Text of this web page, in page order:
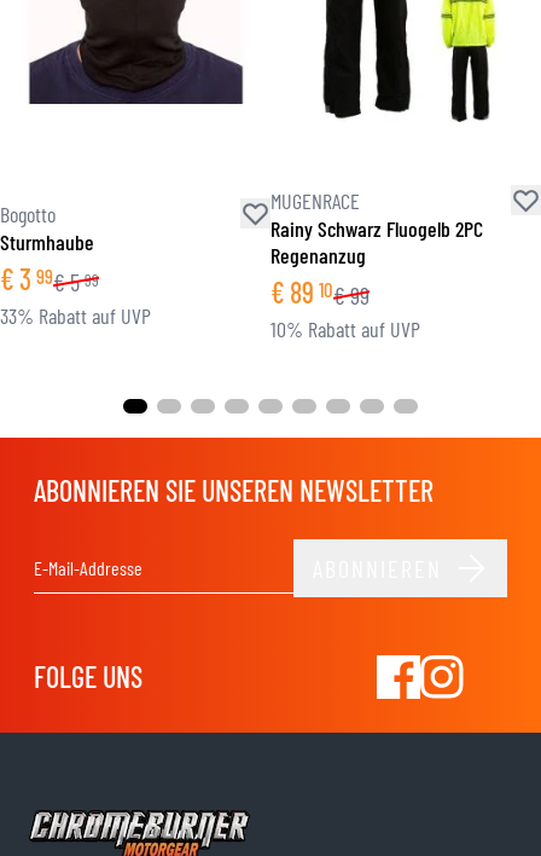
Bogotto
Sturmhaube
€3 99€5 99
33% Rabatt auf UVP
MUGENRACE
Rainy Schwarz Fluogelb 2PC
Regenanzug
€ 89 10€99
10% Rabatt auf UVP
ABONNIEREN SIE UNSEREN NEWSLETTER
FOLGE UNS